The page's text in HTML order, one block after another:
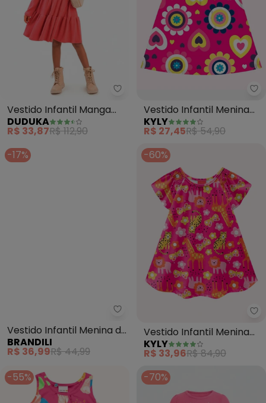
Duduka - Vestido Infantil
Vestido Infantil Manga
Bufante (Rosa)
DUDUKA
R$ 33,87R$ 112,90
Vestido Infantil Menina
Flores (Rosa)
KYLY
R$ 27,45R$ 54,90
-17%
Brandili - Vestido Infantil
Vestido Infantil Menina de
Frutinhas (Rosa)
BRANDILI
R$ 36,99R$ 44,99
-60%
Vestido Infantil Menina
em Algodão (Rosa)
KYLY
R$ 33,96R$ 84,90
-55%
-70%